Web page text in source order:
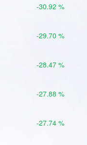
-30.92 %
-29.70 %
-28.47 %
-27.88 %
-27.74 %